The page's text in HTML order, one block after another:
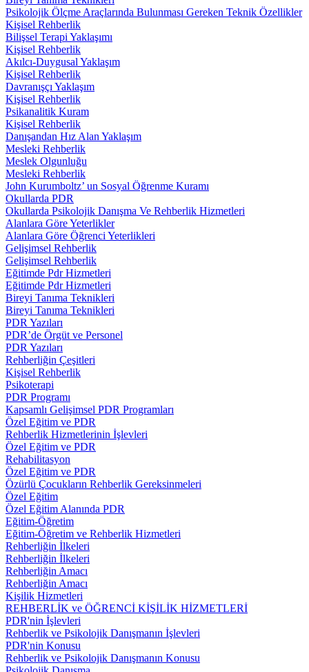
Psikolojik Ölçme Araçlarında Bulunması Gereken Teknik Özellikler
Kişisel Rehberlik
Bilişsel Terapi Yaklaşımı
Kişisel Rehberlik
Akılcı-Duygusal Yaklaşım
Kişisel Rehberlik
Davranışçı Yaklaşım
Kişisel Rehberlik
Psikanalitik Kuram
Kişisel Rehberlik
Danışandan Hız Alan Yaklaşım
Mesleki Rehberlik
Meslek Olgunluğu
Mesleki Rehberlik
John Kurumboltz’ un Sosyal Öğrenme Kuramı
Okullarda PDR
Okullarda Psikolojik Danışma Ve Rehberlik Hizmetleri
Alanlara Göre Yeterlikler
Alanlara Göre Öğrenci Yeterlikleri
Gelişimsel Rehberlik
Gelişimsel Rehberlik
Eğitimde Pdr Hizmetleri
Eğitimde Pdr Hizmetleri
Bireyi Tanıma Teknikleri
Bireyi Tanıma Teknikleri
PDR Yazıları
PDR’de Örgüt ve Personel
PDR Yazıları
Rehberliğin Çeşitleri
Kişisel Rehberlik
Psikoterapi
PDR Programı
Kapsamlı Gelişimsel PDR Programları
Özel Eğitim ve PDR
Rehberlik Hizmetlerinin İşlevleri
Özel Eğitim ve PDR
Rehabilitasyon
Özel Eğitim ve PDR
Özürlü Çocukların Rehberlik Gereksinmeleri
Özel Eğitim
Özel Eğitim Alanında PDR
Eğitim-Öğretim
Eğitim-Öğretim ve Rehberlik Hizmetleri
Rehberliğin İlkeleri
Rehberliğin İlkeleri
Rehberliğin Amacı
Rehberliğin Amacı
Kişilik Hizmetleri
REHBERLİK ve ÖĞRENCİ KİŞİLİK HİZMETLERİ
PDR'nin İşlevleri
Rehberlik ve Psikolojik Danışmanın İşlevleri
PDR'nin Konusu
Rehberlik ve Psikolojik Danışmanın Konusu